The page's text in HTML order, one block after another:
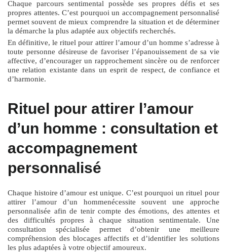
Chaque parcours sentimental possède ses propres défis et ses
propres attentes. C’est pourquoi un accompagnement personnalisé
permet souvent de mieux comprendre la situation et de déterminer
la démarche la plus adaptée aux objectifs recherchés.
En définitive, lerituel pour attirer l’amour d’un homme s’adresse à
toute personne désireuse de favoriser l’épanouissement de sa vie
affective, d’encourager un rapprochement sincère ou de renforcer
une relation existante dans un esprit de respect, de confiance et
d’harmonie.
Rituel pour attirer l’amour
d’un homme : consultation et
accompagnement
personnalisé
Chaque histoire d’amour est unique. C’est pourquoi unrituel pour
attirer l’amour d’un hommenécessite souvent une approche
personnalisée afin de tenir compte des émotions, des attentes et
des difficultés propres à chaque situation sentimentale. Une
consultation spécialisée permet d’obtenir une meilleure
compréhension des blocages affectifs et d’identifier les solutions
les plus adaptées à votre objectif amoureux.